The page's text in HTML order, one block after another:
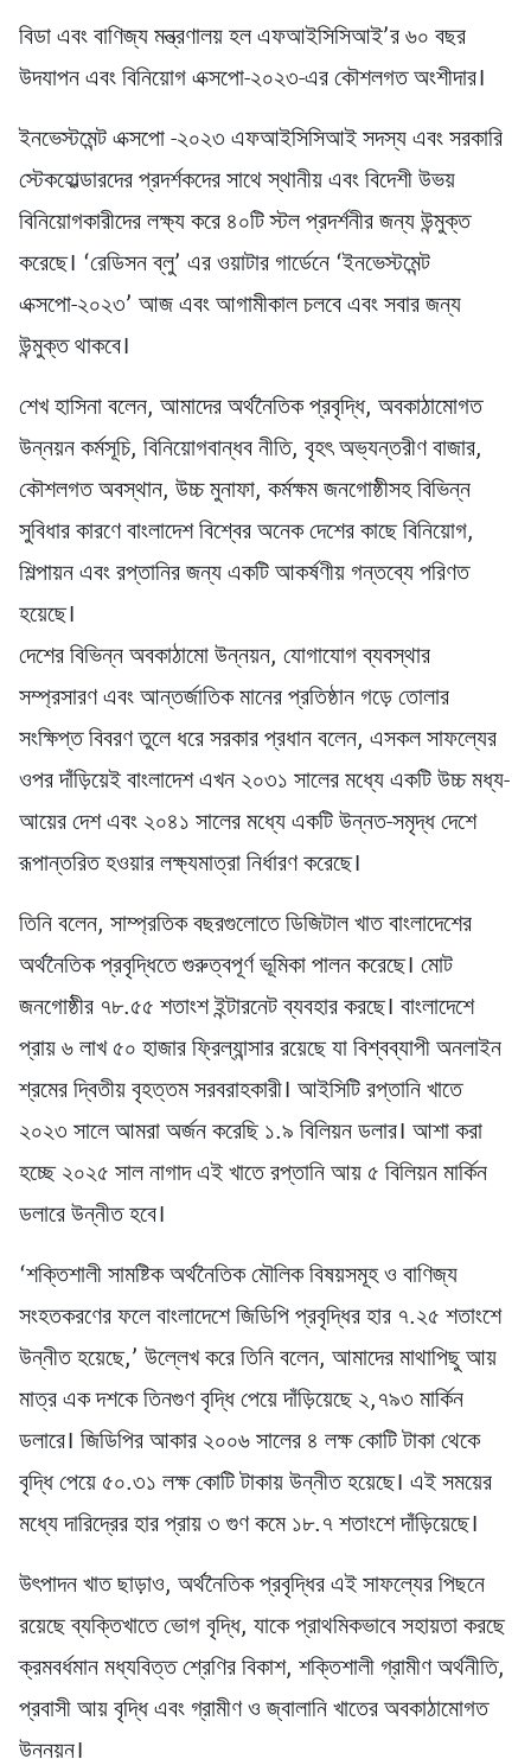
বিডা এবং বাণিজ্য মন্ত্রণালয় হল এফআইসিসিআই’র ৬০ বছর
উদযাপন এবং বিনিয়োগ এক্সপো-২০২৩-এর কৌশলগত অংশীদার।
ইনভেস্টমেন্ট এক্সপো -২০২৩ এফআইসিসিআই সদস্য এবং সরকারি
স্টেকহোল্ডারদের প্রদর্শকদের সাথে স্থানীয় এবং বিদেশী উভয়
বিনিয়োগকারীদের লক্ষ্য করে ৪০টি স্টল প্রদর্শনীর জন্য উন্মুক্ত
করেছে। ‘রেডিসন ব্লু’ এর ওয়াটার গার্ডেনে ‘ইনভেস্টমেন্ট
এক্সপো-২০২৩’ আজ এবং আগামীকাল চলবে এবং সবার জন্য
উন্মুক্ত থাকবে।
শেখ হাসিনা বলেন, আমাদের অর্থনৈতিক প্রবৃদ্ধি, অবকাঠামোগত
উন্নয়ন কর্মসূচি, বিনিয়োগবান্ধব নীতি, বৃহৎ অভ্যন্তরীণ বাজার,
কৌশলগত অবস্থান, উচ্চ মুনাফা, কর্মক্ষম জনগোষ্ঠীসহ বিভিন্ন
সুবিধার কারণে বাংলাদেশ বিশ্বের অনেক দেশের কাছে বিনিয়োগ,
শিল্পায়ন এবং রপ্তানির জন্য একটি আকর্ষণীয় গন্তব্যে পরিণত
হয়েছে।
দেশের বিভিন্ন অবকাঠামো উন্নয়ন, যোগাযোগ ব্যবস্থার
সম্প্রসারণ এবং আন্তর্জাতিক মানের প্রতিষ্ঠান গড়ে তোলার
সংক্ষিপ্ত বিবরণ তুলে ধরে সরকার প্রধান বলেন, এসকল সাফল্যের
ওপর দাঁড়িয়েই বাংলাদেশ এখন ২০৩১ সালের মধ্যে একটি উচ্চ মধ্য-
আয়ের দেশ এবং ২০৪১ সালের মধ্যে একটি উন্নত-সমৃদ্ধ দেশে
রূপান্তরিত হওয়ার লক্ষ্যমাত্রা নির্ধারণ করেছে।
তিনি বলেন, সাম্প্রতিক বছরগুলোতে ডিজিটাল খাত বাংলাদেশের
অর্থনৈতিক প্রবৃদ্ধিতে গুরুত্বপূর্ণ ভূমিকা পালন করেছে। মোট
জনগোষ্ঠীর ৭৮.৫৫ শতাংশ ইন্টারনেট ব্যবহার করছে। বাংলাদেশে
প্রায় ৬ লাখ ৫০ হাজার ফ্রিল্যান্সার রয়েছে যা বিশ্বব্যাপী অনলাইন
শ্রমের দ্বিতীয় বৃহত্তম সরবরাহকারী। আইসিটি রপ্তানি খাতে
২০২৩ সালে আমরা অর্জন করেছি ১.৯ বিলিয়ন ডলার। আশা করা
হচ্ছে ২০২৫ সাল নাগাদ এই খাতে রপ্তানি আয় ৫ বিলিয়ন মার্কিন
ডলারে উন্নীত হবে।
‘শক্তিশালী সামষ্টিক অর্থনৈতিক মৌলিক বিষয়সমূহ ও বাণিজ্য
সংহতকরণের ফলে বাংলাদেশে জিডিপি প্রবৃদ্ধির হার ৭.২৫ শতাংশে
উন্নীত হয়েছে,’ উল্লেখ করে তিনি বলেন, আমাদের মাথাপিছু আয়
মাত্র এক দশকে তিনগুণ বৃদ্ধি পেয়ে দাঁড়িয়েছে ২,৭৯৩ মার্কিন
ডলারে। জিডিপির আকার ২০০৬ সালের ৪ লক্ষ কোটি টাকা থেকে
বৃদ্ধি পেয়ে ৫০.৩১ লক্ষ কোটি টাকায় উন্নীত হয়েছে। এই সময়ের
মধ্যে দারিদ্রের হার প্রায় ৩ গুণ কমে ১৮.৭ শতাংশে দাঁড়িয়েছে।
উৎপাদন খাত ছাড়াও, অর্থনৈতিক প্রবৃদ্ধির এই সাফল্যের পিছনে
রয়েছে ব্যক্তিখাতে ভোগ বৃদ্ধি, যাকে প্রাথমিকভাবে সহায়তা করছে
ক্রমবর্ধমান মধ্যবিত্ত শ্রেণির বিকাশ, শক্তিশালী গ্রামীণ অর্থনীতি,
প্রবাসী আয় বৃদ্ধি এবং গ্রামীণ ও জ্বালানি খাতের অবকাঠামোগত